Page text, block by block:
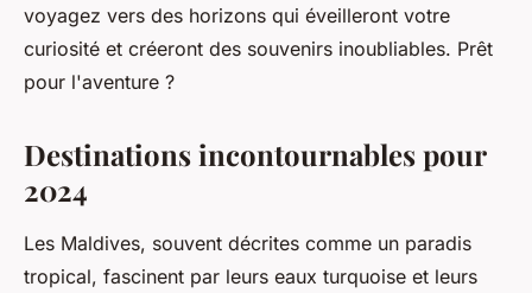
voyagez vers des horizons qui éveilleront votre
curiosité et créeront des souvenirs inoubliables. Prêt
pour l'aventure ?
Destinations incontournables pour
2024
Les Maldives, souvent décrites comme un paradis
tropical, fascinent par leurs eaux turquoise et leurs